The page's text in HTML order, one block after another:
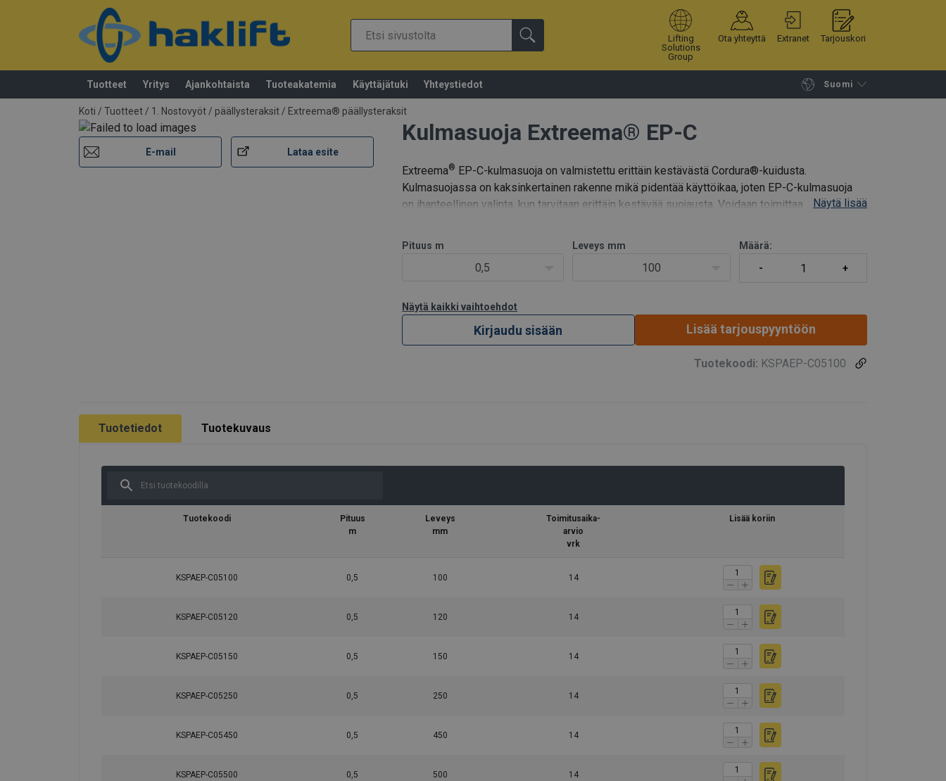
Lifting
Solutions
Group
Ota yhteyttä Extranet Tarjouskori
Tuotteet Yritys Ajankohtaista Tuoteakatemia Käyttäjätuki Yhteystiedot Suomi
Tuote lisätty tarjouspyyntöön Jatka selailua Tuotekoriin
Koti / Tuotteet / 1. Nostovyöt / päällysteraksit / Extreema® päällysteraksit
Kulmasuoja Extreema® EP-C
E-mail Lataa esite
Extreema® EP-C-kulmasuoja on valmistettu erittäin kestävästä Cordura®-kuidusta.
Kulmasuojassa on kaksinkertainen rakenne mikä pidentää käyttöikaa, joten EP-C-kulmasuoja
on ihanteellinen valinta, kun tarvitaan erittäin kestävää suojausta. Voidaan toimittaa myös
EP-C
Näytä lisää
Pituus m
0,5
Leveys mm
100
Määrä:
Näytä kaikki vaihtoehdot
Kirjaudu sisään Lisää tarjouspyyntöön
Tuotekoodi: KSPAEP-C05100
Tuotetiedot Tuotekuvaus
Tuotekoodi
Pituus
m
Leveys
mm
Toimitusaika-
arvio
vrk
Lisää koriin
KSPAEP-C05100 0,5 100 14
KSPAEP-C05120 0,5 120 14
KSPAEP-C05150 0,5 150 14
KSPAEP-C05250 0,5 250 14
KSPAEP-C05450 0,5 450 14
KSPAEP-C05500 0,5 500 14